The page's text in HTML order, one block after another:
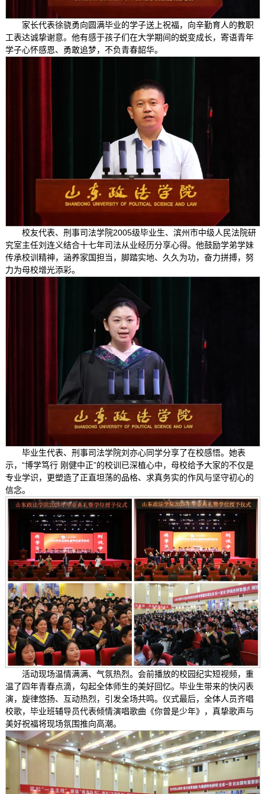
家长代表徐骁勇向圆满毕业的学子送上祝福，向辛勤育人的教职
工表达诚挚谢意。他有感于孩子们在大学期间的蜕变成长，寄语青年
学子心怀感恩、勇敢追梦，不负青春韶华。
校友代表、刑事司法学院2005级毕业生、滨州市中级人民法院研
究室主任刘连义结合十七年司法从业经历分享心得。他鼓励学弟学妹
传承校训精神，涵养家国担当，脚踏实地、久久为功，奋力拼搏，努
力为母校增光添彩。
毕业生代表、刑事司法学院刘亦心同学分享了在校感悟。她表
示，“博学笃行 刚健中正”的校训已深植心中，母校给予大家的不仅是
专业学识，更塑造了正直坦荡的品格、求真务实的作风与坚守初心的
信念。
活动现场温情满满、气氛热烈。会前播放的校园纪实短视频，重
温了四年青春点滴，勾起全体师生的美好回忆。毕业生带来的快闪表
演，旋律悠扬、互动热烈，引发全场共鸣。仪式最后，全体人员齐唱
校歌，毕业班辅导员代表倾情演唱歌曲《你曾是少年》，真挚歌声与
美好祝福将现场氛围推向高潮。